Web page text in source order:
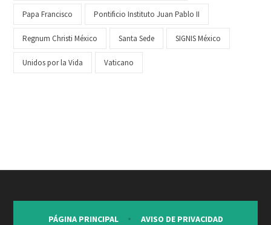
Papa Francisco Pontificio Instituto Juan Pablo II
Regnum Christi México Santa Sede SIGNIS México
Unidos por la Vida Vaticano
PÁGINA PRINCIPAL AVISO DE PRIVACIDAD